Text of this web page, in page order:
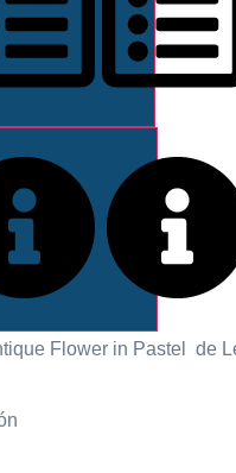
Flower in Pastel de